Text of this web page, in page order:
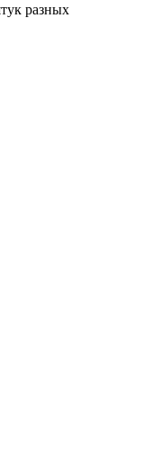
разных